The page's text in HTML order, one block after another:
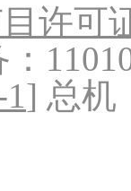
许可
] 总机